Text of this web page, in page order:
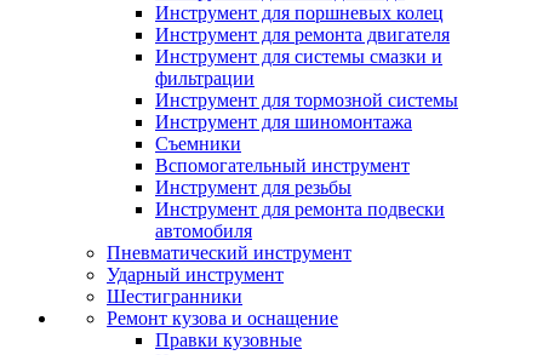
Инструмент для поршневых колец
Инструмент для ремонта двигателя
Инструмент для системы смазки и
фильтрации
Инструмент для тормозной системы
Инструмент для шиномонтажа
Съемники
Вспомогательный инструмент
Инструмент для резьбы
Инструмент для ремонта подвески
автомобиля
Пневматический инструмент
Ударный инструмент
Шестигранники
Ремонт кузова и оснащение
Правки кузовные